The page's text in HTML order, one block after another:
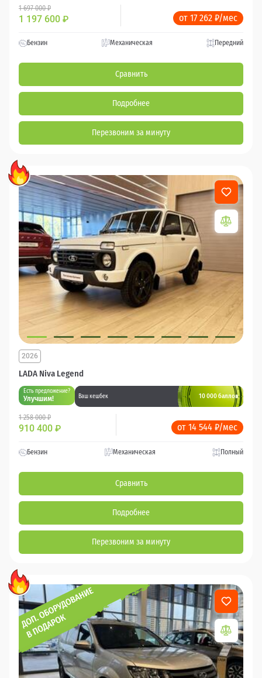
1 697 000 ₽
1 197 600 ₽ от 17 262 ₽/мес
Бензин Механическая Передний
Сравнить
Подробнее
Перезвоним за минуту
LADA Niva Legend
2026
Есть предложение?
Улучшим! Ваш кешбек 10 000 баллов
1 258 000 ₽
910 400 ₽ от 14 544 ₽/мес
Бензин Механическая Полный
Сравнить
Подробнее
Перезвоним за минуту